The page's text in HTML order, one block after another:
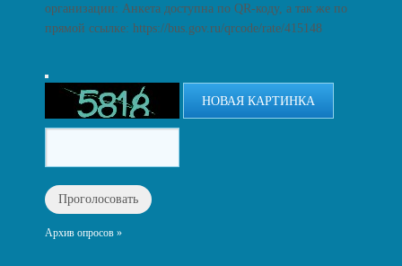
организации: Анкета доступна по QR-коду, а так же по
прямой ссылке: https://bus.gov.ru/qrcode/rate/415148
НОВАЯ КАРТИНКА
Архив опросов »